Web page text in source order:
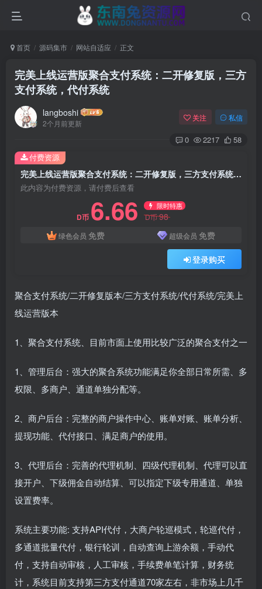
首页 源码集市 网站自适应 正文
完美上线运营版聚合支付系统：二开修复版，三方
支付系统，代付系统
langboshi
2个月前更新
关注 私信
0 2217 58
完美上线运营版聚合支付系统：二开修复版，三方支付系统，代付系统
此内容为付费资源，请付费后查看
D币 6.66 限时特惠
D币98
绿色会员 免费 超级会员 免费
登录购买
付费资源
聚合支付系统/二开修复版本/三方支付系统/代付系统/完美上
线运营版本
1、聚合支付系统、目前市面上使用比较广泛的聚合支付之一
1、管理后台：强大的聚合系统功能满足你全部日常所需、多
权限、多商户、通道单独分配等。
2、商户后台：完整的商户操作中心、账单对账、账单分析、
提现功能、代付接口、满足商户的使用。
3、代理后台：完善的代理机制、四级代理机制、代理可以直
接开户、下级佣金自动结算、可以指定下级专用通道、单独
设置费率。
系统主要功能: 支持API代付，大商户轮巡模式，轮巡代付，
多通道批量代付，银行轮训，自动查询上游余额，手动代
付，支持自动审核，人工审核，手续费单笔计算，财务统
计，系统目前支持第三方支付通道70家左右，非市场上几千